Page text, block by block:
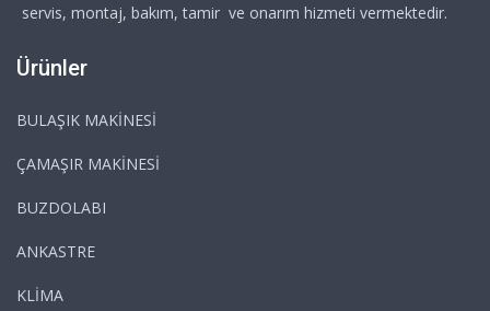
servis, montaj, bakım, tamir ve onarım hizmeti vermektedir.
Ürünler
BULAŞIK MAKİNESİ
ÇAMAŞIR MAKİNESİ
BUZDOLABI
ANKASTRE
KLİMA